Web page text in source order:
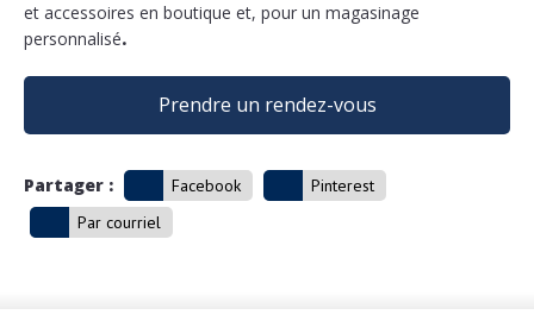
et accessoires en boutique et, pour un magasinage
personnalisé.
Prendre un rendez-vous
Partager : Facebook
Pinterest
Par courriel